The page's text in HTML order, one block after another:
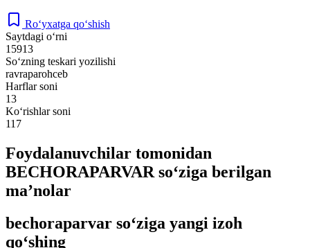
Ro‘yxatga qo‘shish
Saytdagi o‘rni
15913
So‘zning teskari yozilishi
ravraparohceb
Harflar soni
13
Ko‘rishlar soni
117
Foydalanuvchilar tomonidan
BECHORAPARVAR so‘ziga berilgan
ma’nolar
bechoraparvar so‘ziga yangi izoh
qo‘shing